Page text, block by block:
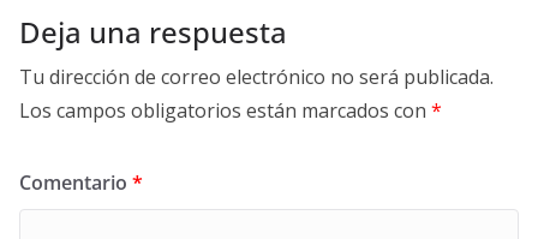
Deja una respuesta
Tu dirección de correo electrónico no será publicada.
Los campos obligatorios están marcados con *
Comentario *